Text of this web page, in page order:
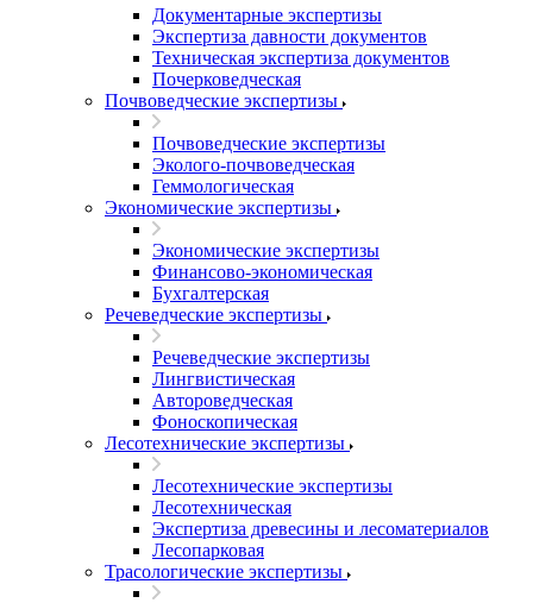
Документарные экспертизы
Экспертиза давности документов
Техническая экспертиза документов
Почерковедческая
Почвоведческие экспертизы
Почвоведческие экспертизы
Эколого-почвоведческая
Геммологическая
Экономические экспертизы
Экономические экспертизы
Финансово-экономическая
Бухгалтерская
Речеведческие экспертизы
Речеведческие экспертизы
Лингвистическая
Автороведческая
Фоноскопическая
Лесотехнические экспертизы
Лесотехнические экспертизы
Лесотехническая
Экспертиза древесины и лесоматериалов
Лесопарковая
Трасологические экспертизы